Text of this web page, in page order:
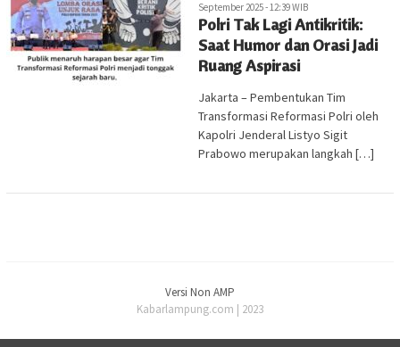
September 2025 - 12:39 WIB
Polri Tak Lagi Antikritik:
Saat Humor dan Orasi Jadi
Ruang Aspirasi
Jakarta – Pembentukan Tim
Transformasi Reformasi Polri oleh
Kapolri Jenderal Listyo Sigit
Prabowo merupakan langkah […]
Versi Non AMP
Kabarlampung.com | 2023